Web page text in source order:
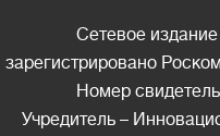
Сетевое издание
зарегистрировано
Номер
Учредитель –